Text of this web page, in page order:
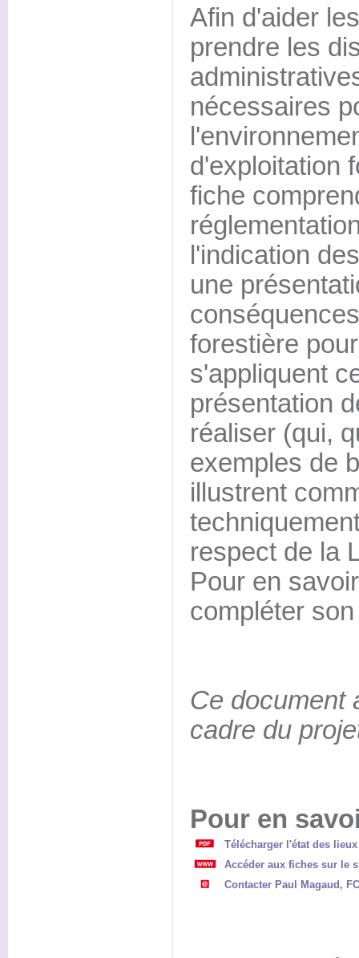
Afin d'aider
prendre les
nécessaires
d'exploitation
fiche
l'indication
une
forestière
s'appliquent
présentation
réaliser (qui,
exemples de
illustrent
respect de la
Pour en
compléter
Ce document
cadre du
Pour en
Télécharger l'état des lieux
Accéder aux fiches sur le
Contacter Paul Magaud,